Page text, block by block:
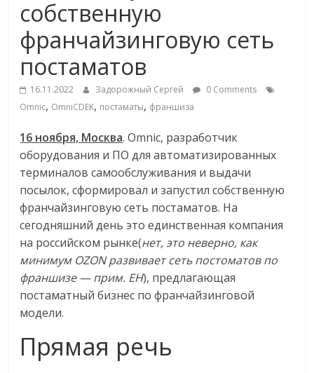
Commerce,
омниканальном
ритейле,
логистике,
технологиях,
соцсетях
Портал
об
онлайн-
торговле,
сервисах
собственную
франчайзинговую сеть
постаматов
16.11.2022 Задорожный Сергей
0 Comments
Omnic, OmniCDEK, постаматы, франшиза
16 ноября, Москва.Omnic, разработчик
оборудования и ПО для автоматизированных
терминалов самообслуживания и выдачи
посылок, сформировал и запустил собственную
франчайзинговую сеть постаматов. На
сегодняшний день это единственная компания
на российском рынке(нет, это неверно, как
минимум OZON развивает сеть постоматов по
франшизе — прим. EH), предлагающая
постаматный бизнес по франчайзинговой
модели.
Прямая речь